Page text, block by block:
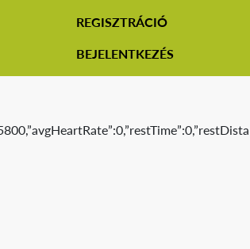
REGISZTRÁCIÓ
BEJELENTKEZÉS